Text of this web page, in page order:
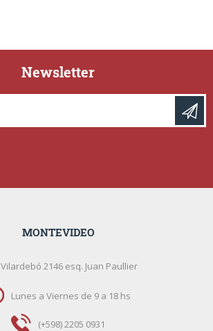
Newsletter
MONTEVIDEO
Vilardebó 2146 esq. Juan Paullier
Lunes a Viernes de 9 a 18 hs
(+598) 2205 0931